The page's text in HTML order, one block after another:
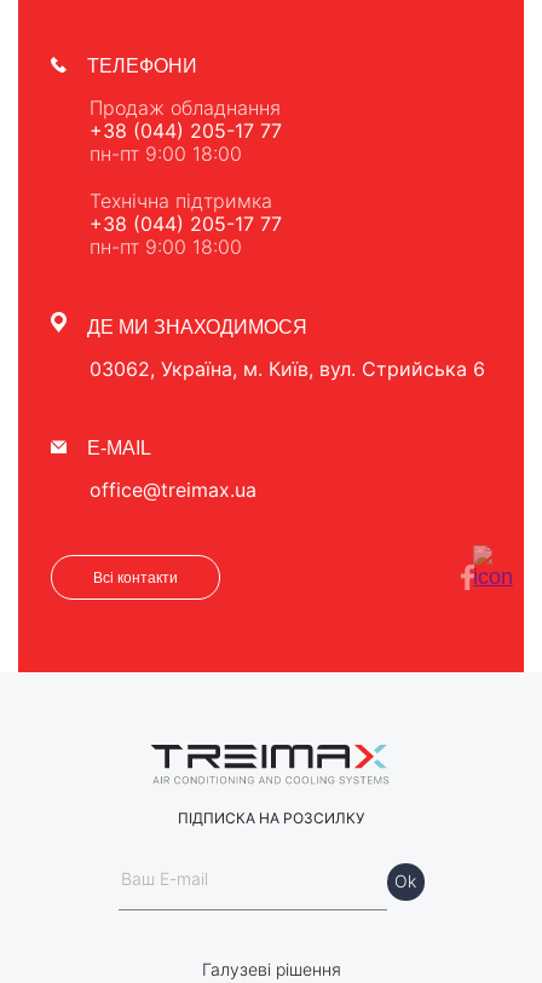
ТЕЛЕФОНИ
Продаж обладнання
+38 (044) 205-17 77
пн-пт 9:00 18:00
Технічна підтримка
+38 (044) 205-17 77
пн-пт 9:00 18:00
ДЕ МИ ЗНАХОДИМОСЯ
03062, Україна, м. Київ, вул. Стрийська 6
E-MAIL
office@treimax.ua
Всі контакти
Галузеві рішення
ПІДПИСКА НА РОЗСИЛКУ